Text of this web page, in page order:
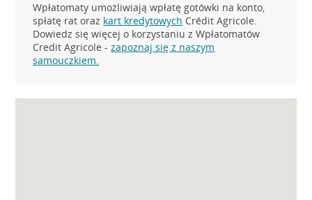
Wpłatomaty umożliwiają wpłatę gotówki na konto,
spłatę rat oraz kart kredytowych Crédit Agricole.
Dowiedz się więcej o korzystaniu z Wpłatomatów
Credit Agricole -zapoznaj się z naszym
samouczkiem.